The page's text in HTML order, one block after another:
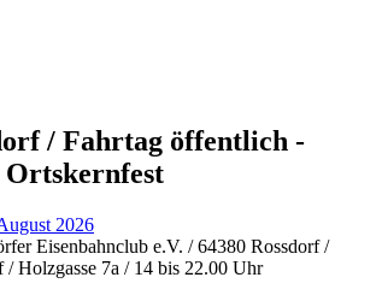
/ Fahrtag öffentlich -
2026
Eisenbahnclub e.V. / 64380 Rossdorf /
Holzgasse 7a / 14 bis 22.00 Uhr